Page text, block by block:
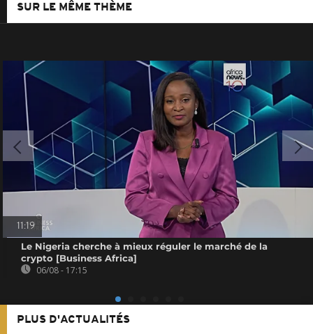
SUR LE MÊME THÈME
11:19
Le Nigeria cherche à mieux réguler le marché de la
crypto [Business Africa]
06/08 - 17:15
PLUS D'ACTUALITÉS